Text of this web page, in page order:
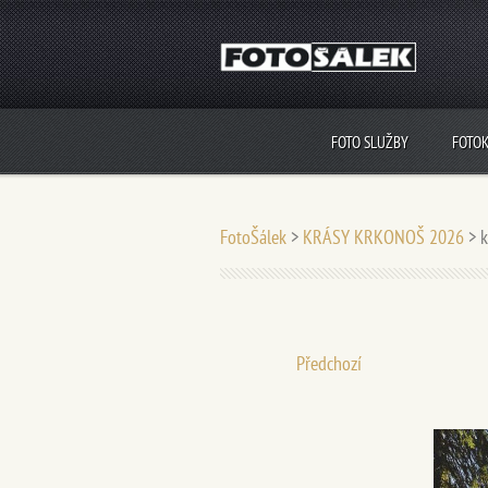
FOTO SLUŽBY
FotoŠálek > KRÁSY KRKONOŠ 2026 >
Předchozí